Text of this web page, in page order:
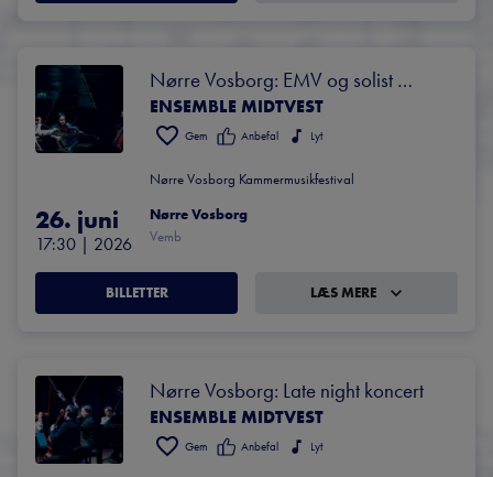
Nørre Vosborg: EMV og solist
Sebastian Klinger
ENSEMBLE MIDTVEST
Gem Anbefal Lyt
Nørre Vosborg Kammermusikfestival
26. juni
17:30 | 2026
Nørre Vosborg
Vemb
BILLETTER LÆS MERE
Nørre Vosborg: Late night koncert
ENSEMBLE MIDTVEST
Gem Anbefal Lyt